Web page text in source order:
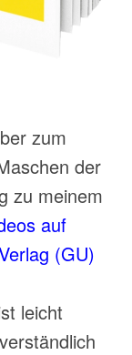
zum
der
zu meinem
auf
(GU)
leicht